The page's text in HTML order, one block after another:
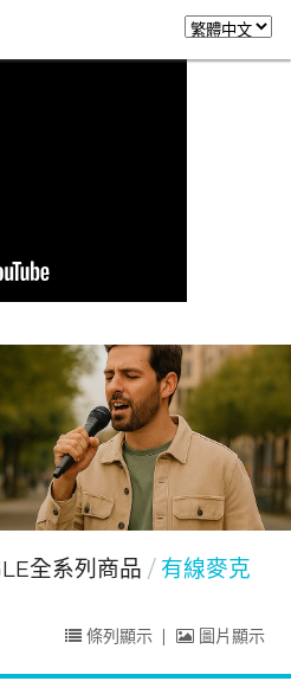
全系列商品
有線麥克
條列顯示 | 圖片顯示